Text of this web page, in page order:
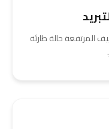
المرتفعة حالة طارئة